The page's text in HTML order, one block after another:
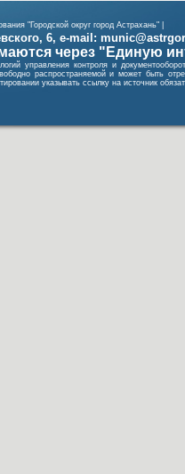
"Городской округ город Астрахань" |
6, e-mail:
через "Единую
управления контроля и
распространяемой и может быть
указывать ссылку на источник